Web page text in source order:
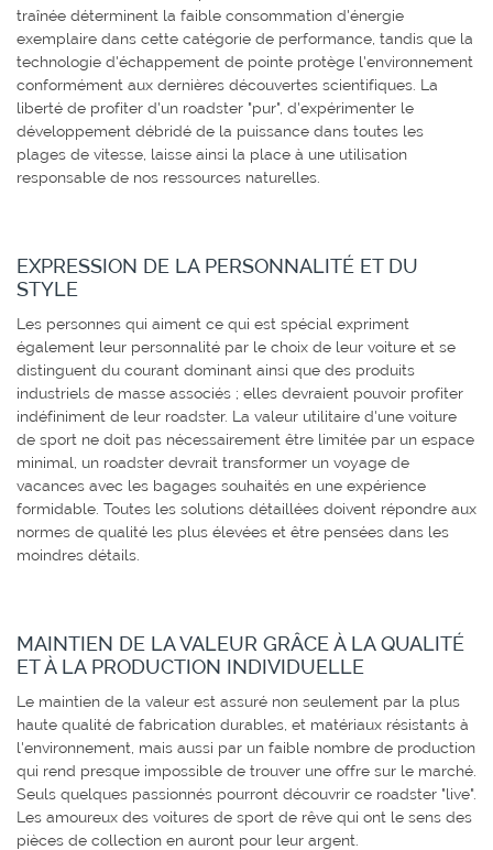
traînée déterminent la faible consommation d'énergie
exemplaire dans cette catégorie de performance, tandis que la
technologie d'échappement de pointe protège l'environnement
conformément aux dernières découvertes scientifiques. La
liberté de profiter d'un roadster "pur", d'expérimenter le
développement débridé de la puissance dans toutes les
plages de vitesse, laisse ainsi la place à une utilisation
responsable de nos ressources naturelles.
EXPRESSION DE LA PERSONNALITÉ ET DU
STYLE
Les personnes qui aiment ce qui est spécial expriment
également leur personnalité par le choix de leur voiture et se
distinguent du courant dominant ainsi que des produits
industriels de masse associés ; elles devraient pouvoir profiter
indéfiniment de leur roadster. La valeur utilitaire d'une voiture
de sport ne doit pas nécessairement être limitée par un espace
minimal, un roadster devrait transformer un voyage de
vacances avec les bagages souhaités en une expérience
formidable. Toutes les solutions détaillées doivent répondre aux
normes de qualité les plus élevées et être pensées dans les
moindres détails.
MAINTIEN DE LA VALEUR GRÂCE À LA QUALITÉ
ET À LA PRODUCTION INDIVIDUELLE
Le maintien de la valeur est assuré non seulement par la plus
haute qualité de fabrication durables, et matériaux résistants à
l'environnement, mais aussi par un faible nombre de production
qui rend presque impossible de trouver une offre sur le marché.
Seuls quelques passionnés pourront découvrir ce roadster "live".
Les amoureux des voitures de sport de rêve qui ont le sens des
pièces de collection en auront pour leur argent.